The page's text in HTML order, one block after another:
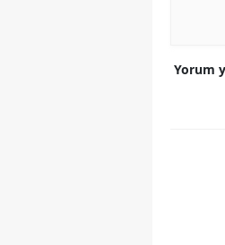
Yorum